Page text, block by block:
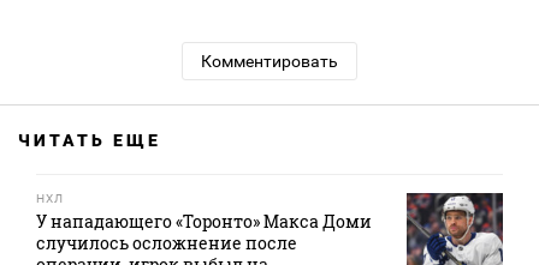
Комментировать
ЧИТАТЬ ЕЩЕ
НХЛ
У нападающего «Торонто» Макса Доми
случилось осложнение после